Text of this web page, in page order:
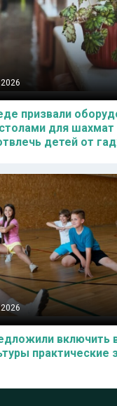
призвали
для шахмат
детей от
включить
практические